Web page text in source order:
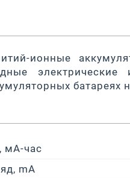
ионные
мА-час
mA